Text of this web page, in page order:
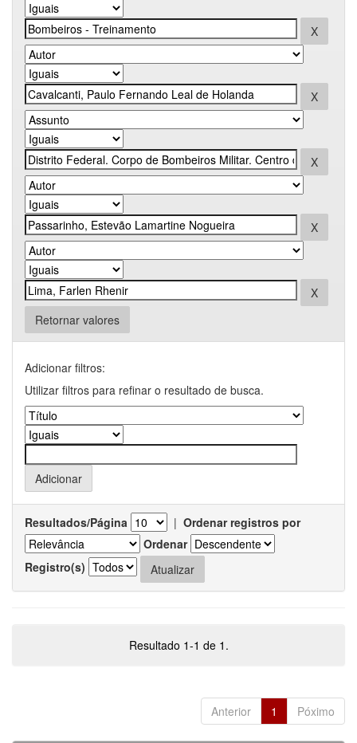
Retornar valores
Adicionar filtros:
Utilizar filtros para refinar o resultado de busca.
Resultados/Página | Ordenar registros por
Ordenar
Registro(s)
Resultado 1-1 de 1.
Anterior 1 Póximo